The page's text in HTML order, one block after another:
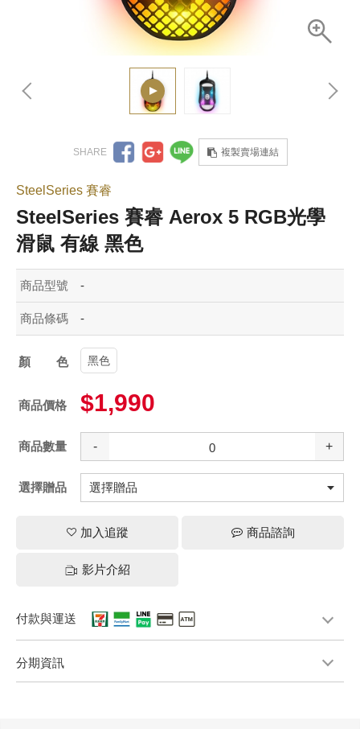
複製賣場連結
SteelSeries 賽睿
SteelSeries 賽睿 Aerox 5 RGB光學
滑鼠 有線 黑色
商品型號 -
商品條碼 -
顏色黑色
商品價格 $1,990
商品數量 - +
選擇贈品
加入追蹤 商品諮詢
影片介紹
付款與運送
分期資訊